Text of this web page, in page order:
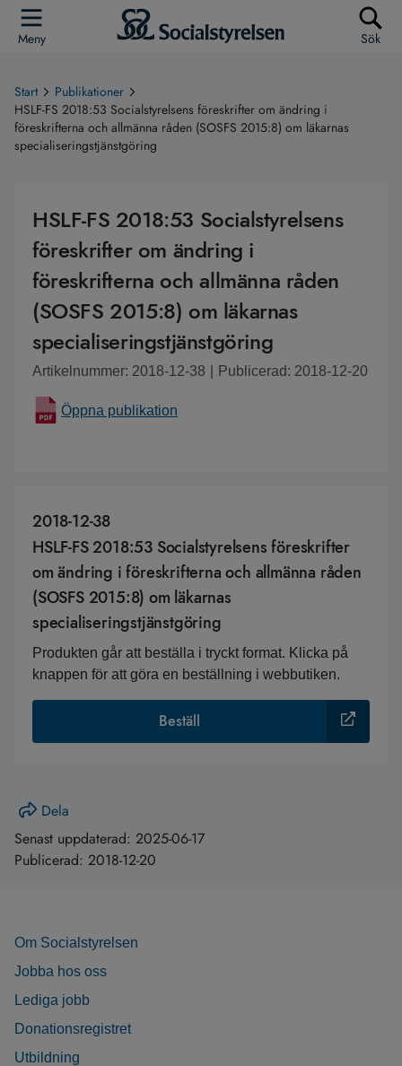
Meny Sök
Start
Publikationer
HSLF-FS 2018:53 Socialstyrelsens föreskrifter om ändring i
föreskrifterna och allmänna råden (SOSFS 2015:8) om läkarnas
specialiseringstjänstgöring
HSLF-FS 2018:53 Socialstyrelsens
föreskrifter om ändring i
föreskrifterna och allmänna råden
(SOSFS 2015:8) om läkarnas
specialiseringstjänstgöring
Artikelnummer: 2018-12-38 Publicerad: 2018-12-20
Öppna publikation
2018-12-38
HSLF-FS 2018:53 Socialstyrelsens föreskrifter
om ändring i föreskrifterna och allmänna råden
(SOSFS 2015:8) om läkarnas
specialiseringstjänstgöring
Produkten går att beställa i tryckt format. Klicka på
knappen för att göra en beställning i webbutiken.
Beställ
Dela
Senast uppdaterad: 2025-06-17
Publicerad: 2018-12-20
Om Socialstyrelsen
Jobba hos oss
Lediga jobb
Donationsregistret
Utbildning